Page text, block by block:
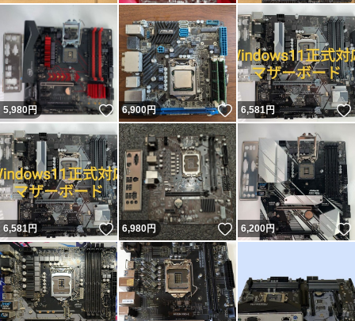
5,980円 いいね！
6,900円 いいね！
6,581円
6,581円 いいね！
6,980円 いいね！
6,200円